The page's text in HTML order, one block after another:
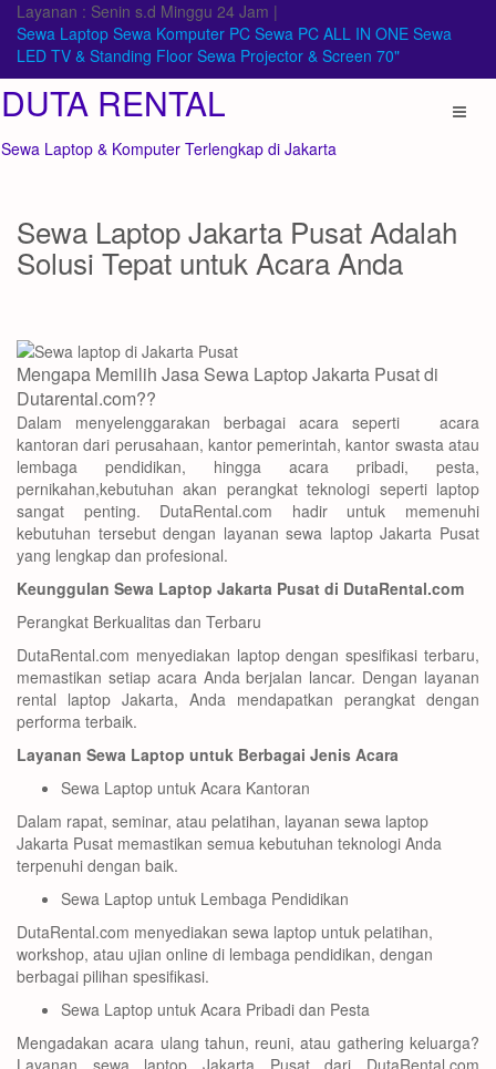
Skip
content
Layanan : Senin s.d Minggu 24 Jam |
Sewa Laptop Sewa Komputer PC Sewa PC ALL IN ONE Sewa
LED TV & Standing Floor Sewa Projector & Screen 70"
DUTA RENTAL
Sewa Laptop & Komputer Terlengkap di Jakarta
Sewa Laptop Jakarta Pusat Adalah
Solusi Tepat untuk Acara Anda
Mengapa Memilih Jasa Sewa Laptop Jakarta Pusat di
Dutarental.com??
Dalam menyelenggarakan berbagai acara seperti acara
kantoran dari perusahaan, kantor pemerintah, kantor swasta atau
lembaga pendidikan, hingga acara pribadi, pesta,
pernikahan,kebutuhan akan perangkat teknologi seperti laptop
sangat penting. DutaRental.com hadir untuk memenuhi
kebutuhan tersebut dengan layanan sewa laptop Jakarta Pusat
yang lengkap dan profesional.
Keunggulan Sewa Laptop Jakarta Pusat di DutaRental.com
Perangkat Berkualitas dan Terbaru
DutaRental.com menyediakan laptop dengan spesifikasi terbaru,
memastikan setiap acara Anda berjalan lancar. Dengan layanan
rental laptop Jakarta, Anda mendapatkan perangkat dengan
performa terbaik.
Layanan Sewa Laptop untuk Berbagai Jenis Acara
Sewa Laptop untuk Acara Kantoran
Dalam rapat, seminar, atau pelatihan, layanan sewa laptop
Jakarta Pusat memastikan semua kebutuhan teknologi Anda
terpenuhi dengan baik.
Sewa Laptop untuk Lembaga Pendidikan
DutaRental.com menyediakan sewa laptop untuk pelatihan,
workshop, atau ujian online di lembaga pendidikan, dengan
berbagai pilihan spesifikasi.
Sewa Laptop untuk Acara Pribadi dan Pesta
Mengadakan acara ulang tahun, reuni, atau gathering keluarga?